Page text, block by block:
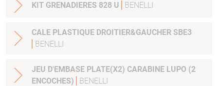
KIT GRENADIERES 828 U BENELLI
CALE PLASTIQUE DROITIER&GAUCHER SBE3
BENELLI
JEU D'EMBASE PLATE(X2) CARABINE LUPO (2
ENCOCHES)
BENELLI